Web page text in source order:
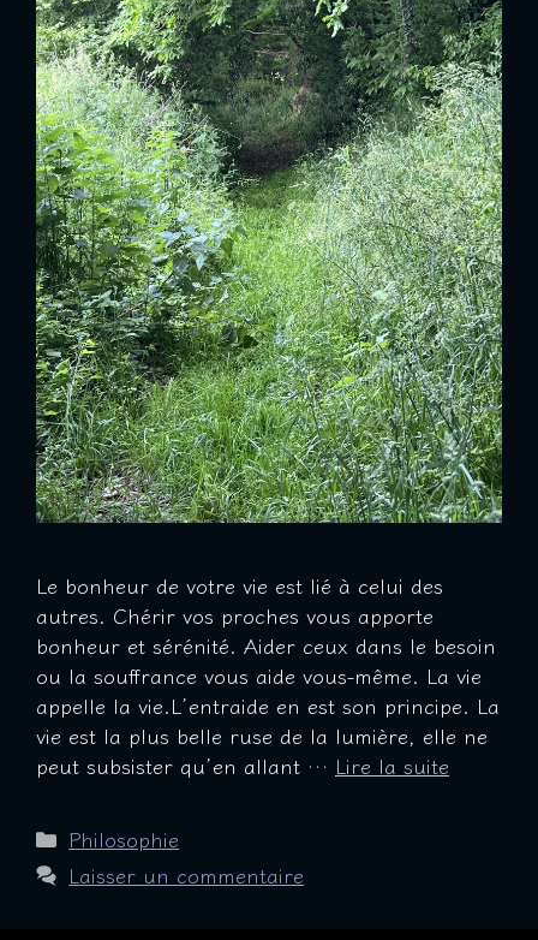
Le bonheur de votre vie est lié à celui des
autres. Chérir vos proches vous apporte
bonheur et sérénité. Aider ceux dans le besoin
ou la souffrance vous aide vous-même. La vie
appelle la vie.L’entraide en est son principe. La
vie est la plus belle ruse de la lumière, elle ne
peut subsister qu’en allant … Lire la suite
Catégories
Philosophie
Laisser un commentaire